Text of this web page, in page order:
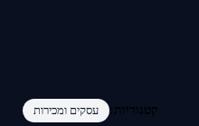
קטגוריות: עסקים ומכירות